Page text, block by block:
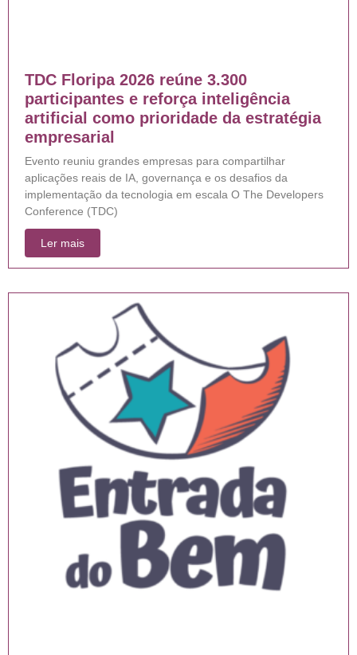
TDC Floripa 2026 reúne 3.300
participantes e reforça inteligência
artificial como prioridade da estratégia
empresarial
Evento reuniu grandes empresas para compartilhar
aplicações reais de IA, governança e os desafios da
implementação da tecnologia em escala O The Developers
Conference (TDC)
Ler mais